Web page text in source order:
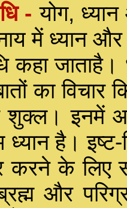
- योग,
में ध्यान और
कहा
का विचार
शुक्ल। इनमें
है। इष्ट-
करने के लिए
और